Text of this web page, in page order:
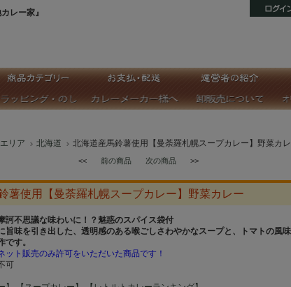
レー家』
リア 北海道 北海道産馬鈴薯使用【曼荼羅札幌スープカレー】野菜カ
<< 前の商品 次の商品 >>
薯使用【曼荼羅札幌スープカレー】野菜カレー
訶不思議な味わいに！？魅惑のスパイス袋付
旨味を引き出した、透明感のある喉ごしさわやかなスープと、トマトの風
です。
ット販売のみ許可をいただいた商品です！
可